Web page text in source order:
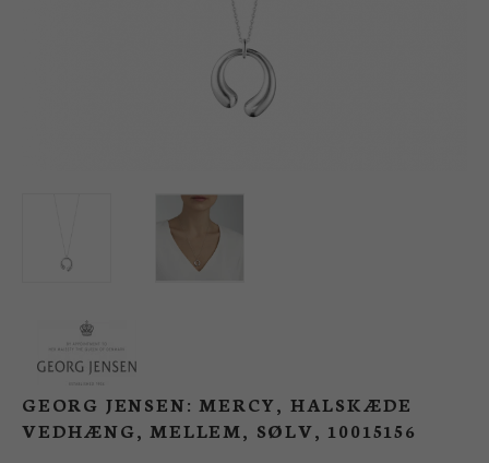
GEORG JENSEN: MERCY, HALSKÆDE
VEDHÆNG, MELLEM, SØLV, 10015156